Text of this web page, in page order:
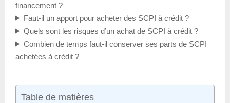
financement ?
Faut-il un apport pour acheter des SCPI à crédit ?
Quels sont les risques d’un achat de SCPI à crédit ?
Combien de temps faut-il conserver ses parts de SCPI
achetées à crédit ?
Table de matières